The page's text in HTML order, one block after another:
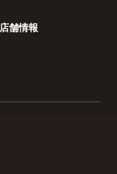
店舗情報